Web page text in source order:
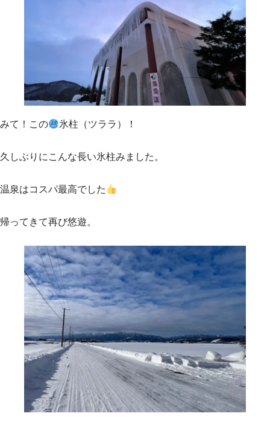
みて！この 氷柱（ツララ）！
久しぶりにこんな長い氷柱みました。
温泉はコスパ最高でした
帰ってきて再び悠遊。